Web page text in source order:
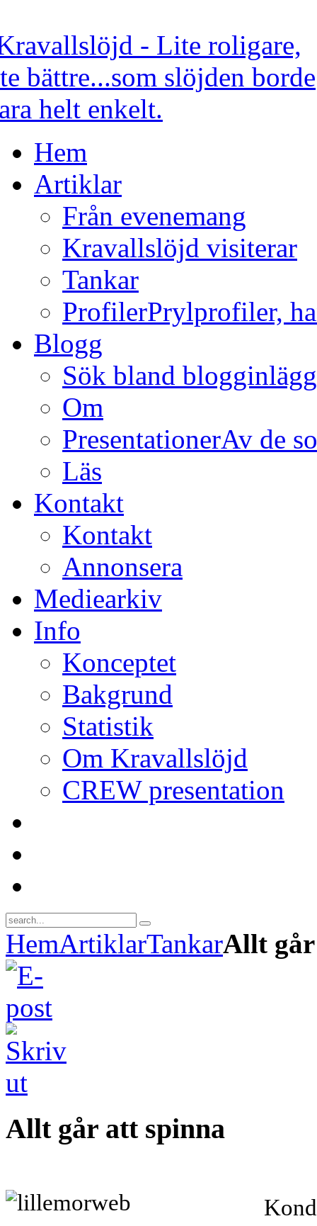
Hem
Artiklar
Från evenemang
Kravallslöjd visiterar
Tankar
ProfilerPrylprofiler,
Blogg
Sök bland
Om
PresentationerAv de
Läs
Kontakt
Kontakt
Annonsera
Mediearkiv
Info
Konceptet
Bakgrund
Statistik
Om Kravallslöjd
CREW presentation
HemArtiklarTankarAllt
Allt går att spinna